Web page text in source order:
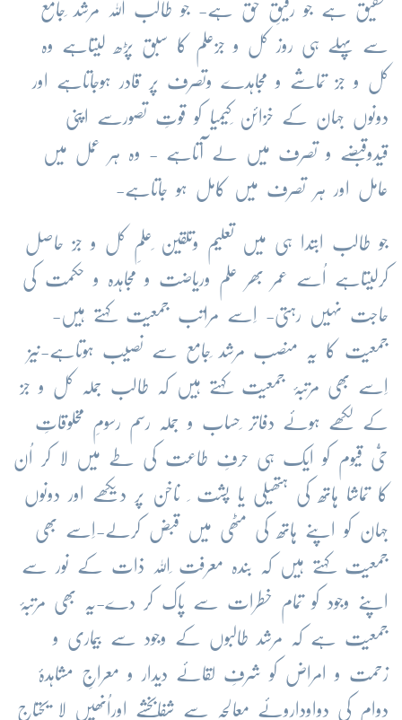
تحقیق ہے جو رفیقِ حق ہے- جو طالب اللہ مرشد ِجامع
سے پہلے ہی روز کل و جزعلم کا سبق پڑھ لیتاہے وہ
کل و جز تماشے و مجاہدے وتصرف پر قادر ہوجاتاہے اور
دونوں جہان کے خزائن ِکیمیا کو قوتِ تصورسے اپنی
قیدوقبضے و تصرف میں لے آتاہے - وہ ہر عمل میں
عامل اور ہر تصرف میں کامل ہو جاتاہے-
جو طالب ابتدا ہی میں تعلیم وتلقین ِعلمِ کل و جز حاصل
کرلیتاہے اُسے عمر بھر علم وریاضت و مجاہدہ و حکمت کی
حاجت نہیں رہتی- اِسے مراتب جمعیت کہتے ہیں-
جمعیت کا یہ منصب مرشد ِجامع سے نصیب ہوتاہے-نیز
اِسے بھی مرتبۂ جمعیت کہتے ہیں کہ طالب جملہ کل و جز
کے لکھے ہوئے دفاتر ِحساب و جملہ رسم رسومِ مخلوقاتِ
حیُّ قیوم کو ایک ہی حرفِ طاعت کی طے میں لا کر اُن
کا تماشا ہاتھ کی ہتھیلی یا پشت ِ ناخن پر دیکھے اور دونوں
جہان کو اپنے ہاتھ کی مٹھی میں قبض کرلے-اِسے بھی
جمعیت کہتے ہیں کہ بندہ معرفت ِاللہ ذات کے نور سے
اپنے وجود کو تمام خطرات سے پاک کر دے-یہ بھی مرتبۂ
جمعیت ہے کہ مرشد طالبوں کے وجود سے بیماری و
زحمت و امراض کو شرفِ لقائے دیدار و معراجِ مشاہدۂ
دوام کی دواوداروئے معالجہ سے شفابخشے اوراُنھیں لا یحتاج